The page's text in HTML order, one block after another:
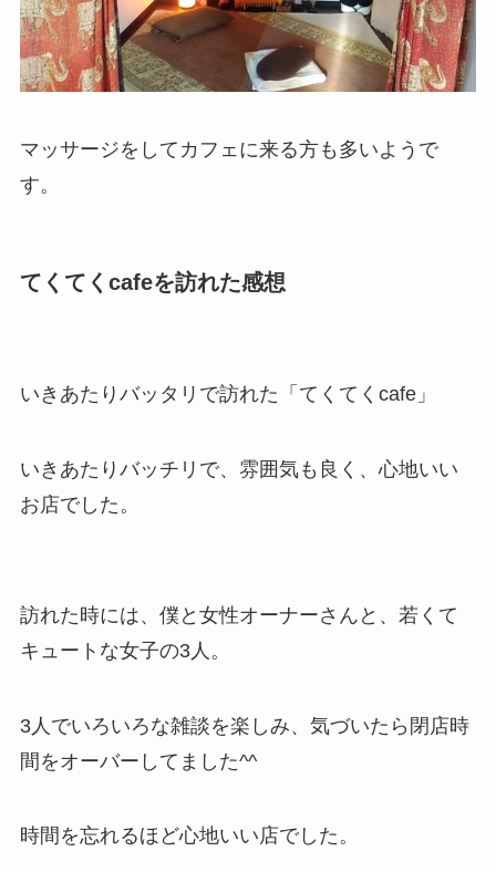
マッサージをしてカフェに来る方も多いようで
す。
てくてくcafeを訪れた感想
いきあたりバッタリで訪れた「てくてくcafe」
いきあたりバッチリで、雰囲気も良く、心地いい
お店でした。
訪れた時には、僕と女性オーナーさんと、若くて
キュートな女子の3人。
3人でいろいろな雑談を楽しみ、気づいたら閉店時
間をオーバーしてました^^
時間を忘れるほど心地いい店でした。